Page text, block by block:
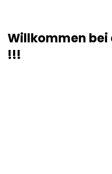
Willkommen bei
!!!